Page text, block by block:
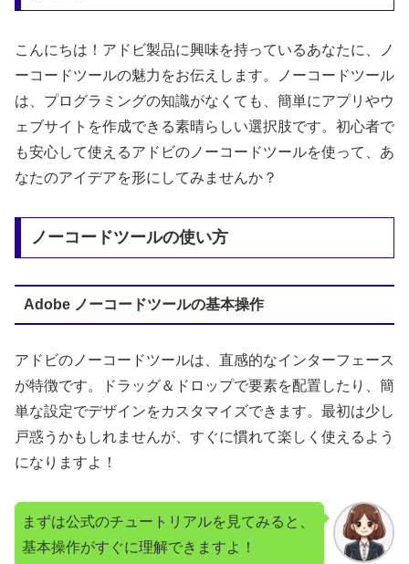
こんにちは！アドビ製品に興味を持っているあなたに、ノ
ーコードツールの魅力をお伝えします。ノーコードツール
は、プログラミングの知識がなくても、簡単にアプリやウ
ェブサイトを作成できる素晴らしい選択肢です。初心者で
も安心して使えるアドビのノーコードツールを使って、あ
なたのアイデアを形にしてみませんか？
ノーコードツールの使い方
Adobe ノーコードツールの基本操作
アドビのノーコードツールは、直感的なインターフェース
が特徴です。ドラッグ＆ドロップで要素を配置したり、簡
単な設定でデザインをカスタマイズできます。最初は少し
戸惑うかもしれませんが、すぐに慣れて楽しく使えるよう
になりますよ！
まずは公式のチュートリアルを見てみると、
基本操作がすぐに理解できますよ！